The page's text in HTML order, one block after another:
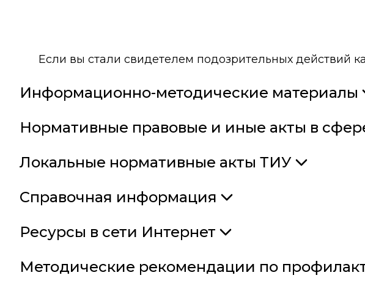
Если вы стали свидетелем подозрительных действий
Информационно-методические материалы
Нормативные правовые и иные акты в
Локальные нормативные акты ТИУ
Справочная информация
Ресурсы в сети Интернет
Методические рекомендации по